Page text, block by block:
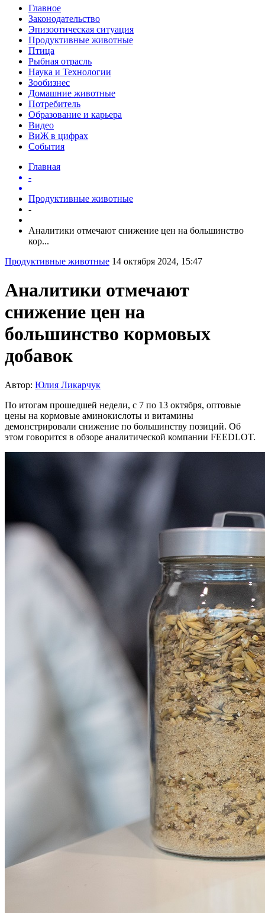
Главное
Законодательство
Эпизоотическая ситуация
Продуктивные животные
Птица
Рыбная отрасль
Наука и Технологии
Зообизнес
Домашние животные
Потребитель
Образование и карьера
Видео
ВиЖ в цифрах
События
Главная
-
Продуктивные животные
-
Аналитики отмечают снижение цен на большинство
кор...
Продуктивные животные 14 октября 2024, 15:47
Аналитики отмечают
снижение цен на
большинство кормовых
добавок
Автор: Юлия Ликарчук
По итогам прошедшей недели, с 7 по 13 октября, оптовые
цены на кормовые аминокислоты и витамины
демонстрировали снижение по большинству позиций. Об
этом говорится в обзоре аналитической компании FEEDLOT.